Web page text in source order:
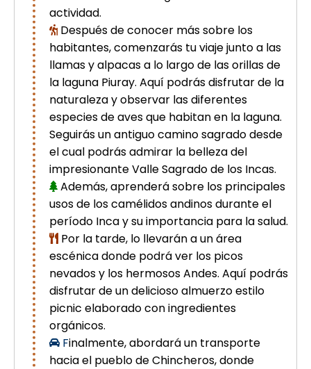
picchu
Tour de lujo Cusco 8 dias
Machupicchu + Hotel 4*
Tour Tiahuanaco desde Puno 1 día-
Puerta del Sol & Bolivia
Tour Uros Taquile 1 día | Salidas
desde Puno
actividad.
Después de conocer más sobre los
habitantes, comenzarás tu viaje junto a las
llamas y alpacas a lo largo de las orillas de
la laguna Piuray. Aquí podrás disfrutar de la
naturaleza y observar las diferentes
especies de aves que habitan en la laguna.
Seguirás un antiguo camino sagrado desde
el cual podrás admirar la belleza del
impresionante Valle Sagrado de los Incas.
Además, aprenderá sobre los principales
usos de los camélidos andinos durante el
período Inca y su importancia para la salud.
Por la tarde, lo llevarán a un área
escénica donde podrá ver los picos
nevados y los hermosos Andes. Aquí podrás
disfrutar de un delicioso almuerzo estilo
picnic elaborado con ingredientes
orgánicos.
Finalmente, abordará un transporte
hacia el pueblo de Chincheros, donde